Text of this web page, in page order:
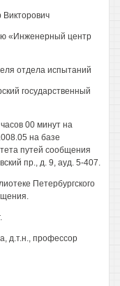
Викторович
«Инженерный центр
отдела испытаний
государственный
00 минут на
на базе
путей сообщения
пр., д. 9, ауд. 5-407.
Петербургского
д.т.н., профессор